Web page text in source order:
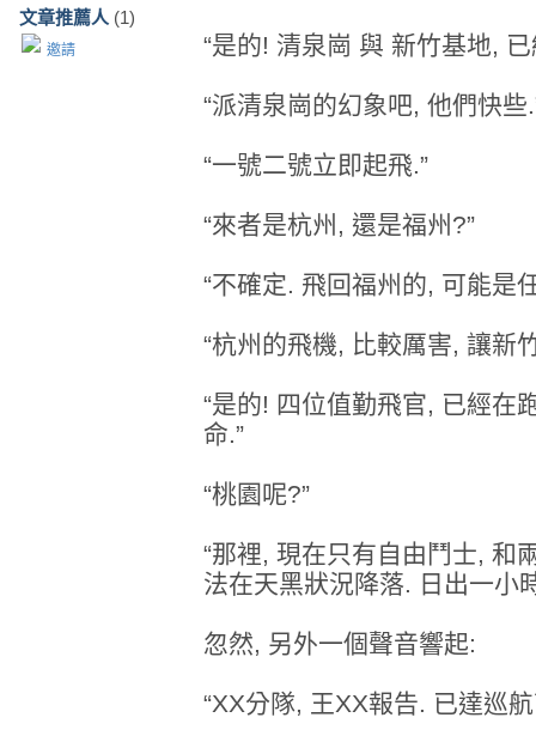
文章推薦人 (1)
邀請 “是的! 清泉崗 與 新竹基地, 已
“派清泉崗的幻象吧, 他們快些
“一號二號立即起飛.”
“來者是杭州, 還是福州?”
“不確定. 飛回福州的, 可能是
“杭州的飛機, 比較厲害, 讓新
“是的! 四位值勤飛官, 已經在
命.”
“桃園呢?”
“那裡, 現在只有自由鬥士, 和
法在天黑狀況降落. 日出一小
忽然, 另外一個聲音響起:
“XX分隊, 王XX報告. 已達巡